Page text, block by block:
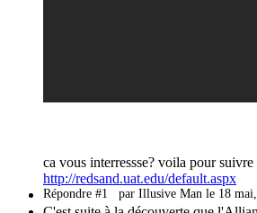
ca vous interressse? voila pour
http://redsand.uat.edu/default.aspx
Répondre #1 par Illusive Man le 18